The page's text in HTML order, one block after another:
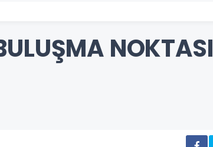
NOKTASI